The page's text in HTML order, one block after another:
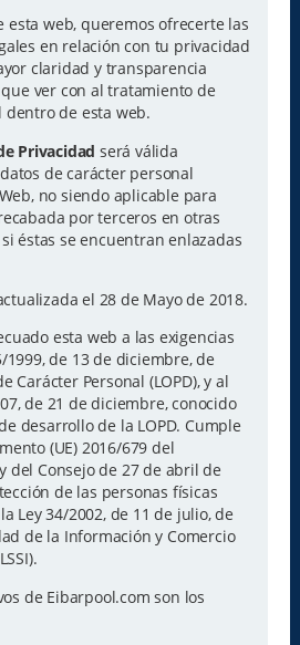
esta web, queremos ofrecerte las
en relación con tu privacidad
claridad y transparencia
ver con al tratamiento de
de esta web.
Privacidad será válida
de carácter personal
no siendo aplicable para
por terceros en otras
éstas se encuentran enlazadas
el 28 de Mayo de 2018.
esta web a las exigencias
1999, de 13 de diciembre, de
Carácter Personal (LOPD), y al
de 21 de diciembre, conocido
desarrollo de la LOPD. Cumple
(UE) 2016/679 del
del Consejo de 27 de abril de
de las personas físicas
Ley 34/2002, de 11 de julio, de
de la Información y Comercio
de Eibarpool.com son los